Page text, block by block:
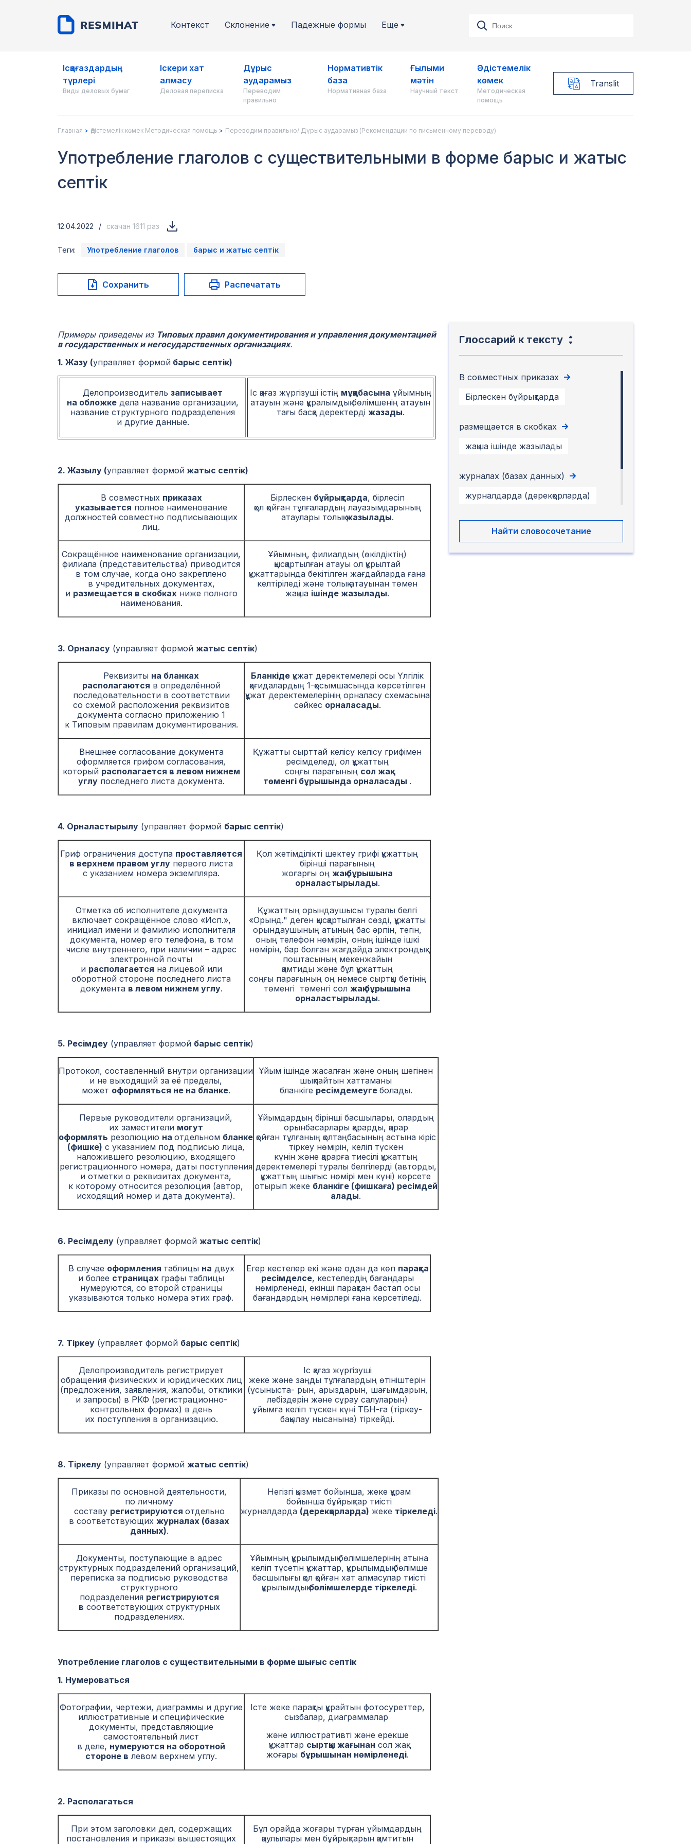
Контекст Склонение Падежные формы Еще
Ісқағаздардың
түрлері
Виды деловых бумаг
Іскери хат
алмасу
Деловая переписка
Дұрыс
аударамыз
Переводим
правильно
Нормативтік
база
Нормативная база
Ғылыми
мәтін
Научный текст
Әдістемелік
көмек
Методическая
помощь
Translit
Главная Әдістемелік көмек Методическая помощь Переводим правильно/ Дұрыс аударамыз (Рекомендации по письменному переводу)
Употребление глаголов с существительными в форме барыс и жатыс
септік
12.04.2022 / скачан 1611 раз
Теги: Употребление глаголов барыс и жатыс септік
Сохранить Распечатать
Примеры приведены из Типовых правил документирования и управления документацией
в государственных и негосударственных организациях.
1. Жазу (управляет формой барыс септік)
Делопроизводитель записывает
на обложке дела название организации,
название структурного подразделения
и другие данные.
Іс қағаз жүргізуші істің мұқабасына ұйымның
атауын және құралымдық бөлімшенің атауын
тағы басқа деректерді жазады.
2. Жазылу (управляет формой жатыс септік)
В совместных приказах
указывается полное наименование
должностей совместно подписывающих
лиц.
Бірлескен бұйрықтарда, бірлесіп
қол қойған тұлғалардың лауазымдарының
атаулары толықжазылады.
Сокращённое наименование организации,
филиала (представительства) приводится
в том случае, когда оно закреплено
в учредительных документах,
и размещается в скобкахниже полного
наименования.
Ұйымның, филиалдың (өкілдіктің)
қысқартылған атауы ол құрылтай
құжаттарында бекітілген жағдайларда ғана
келтіріледі және толық атауынан төмен
жақша ішінде жазылады.
3. Орналасу (управляет формой жатыс септік)
Реквизиты на бланках
располагаются в определённой
последовательности в соответствии
со схемой расположения реквизитов
документа согласно приложению 1
к Типовым правилам документирования.
Бланкіде құжат деректемелері осы Үлгілік
қағидалардың 1-қосымшасында көрсетілген
құжат деректемелерінің орналасу схемасына
сәйкес орналасады.
Внешнее согласование документа
оформляется грифом согласования,
который располагается в левом нижнем
углупоследнего листа документа.
Құжатты сырттай келісу келісу грифімен
ресімделеді, ол құжаттың
соңғы парағының сол жақ
төменгі бұрышында орналасады .
4. Орналастырылу (управляет формой барыс септік)
Гриф ограничения доступа проставляется
в верхнем правом углу первого листа
с указанием номера экземпляра.
Қол жетімділікті шектеу грифі құжаттың
бірінші парағының
жоғарғы оң жақ бұрышына
орналастырылады.
Отметка об исполнителе документа
включает сокращённое слово «Исп.»,
инициал имени и фамилию исполнителя
документа, номер его телефона, в том
числе внутреннего, при наличии – адрес
электронной почты
и располагается на лицевой или
оборотной стороне последнего листа
документа в левом нижнем углу.
Құжаттың орындаушысы туралы белгі
«Орынд." деген қысқартылған сөзді, құжатты
орындаушының атының бас әрпін, тегін,
оның телефон нөмірін, оның ішінде ішкі
нөмірін, бар болған жағдайда электрондық
поштасының мекенжайын
қамтиды және бұл құжаттың
соңғы парағының оң немесе сыртқы бетінің
төменгі төменгі cол жақ бұрышына
орналастырылады.
5. Ресімдеу (управляет формой барыс септік)
Протокол, составленный внутри организации
и не выходящий за её пределы,
может оформляться не на бланке.
Ұйым ішінде жасалған және оның шегінен
шықпайтын хаттаманы
бланкіге ресімдемеуге болады.
Первые руководители организаций,
их заместители могут
оформлять резолюцию на отдельном бланке
(фишке) с указанием под подписью лица,
наложившего резолюцию, входящего
регистрационного номера, даты поступления
и отметки о реквизитах документа,
к которому относится резолюция (автор,
исходящий номер и дата документа).
Ұйымдардың бірінші басшылары, олардың
орынбасарлары қарарды, қарар
қойған тұлғаның қолтаңбасының астына кіріс
тіркеу нөмірін, келіп түскен
күнін және қарарға тиесілі құжаттың
деректемелері туралы белгілерді (авторды,
құжаттың шығыс нөмірі мен күні) көрсете
отырып жеке бланкiге (фишкаға) ресімдей
алады.
6. Ресімделу (управляет формой жатыс септік)
В случае оформления таблицы на двух
и более страницах графы таблицы
нумеруются, со второй страницы
указываются только номера этих граф.
Егер кестелер екі және одан да көп парақта
ресімделсе, кестелердің бағандары
нөмірленеді, екінші парақтан бастап осы
бағандардың нөмірлері ғана көрсетіледі.
7. Тіркеу (управляет формой барыс септік)
Делопроизводитель регистрирует
обращения физических и юридических лиц
(предложения, заявления, жалобы, отклики
и запросы) в РКФ (регистрационно-
контрольных формах) в день
их поступления в организацию.
Іс қағаз жүргізуші
жеке және заңды тұлғалардың өтініштерін
(ұсыныста- рын, арыздарын, шағымдарын,
лебіздерін және сұрау салуларын)
ұйымға келіп түскен күні ТБН-ға (тіркеу-
бақылау нысанына) тіркейді.
8. Тіркелу (управляет формой жатыс септік)
Приказы по основной деятельности,
по личному
составу регистрируются отдельно
в соответствующих журналах (базах
данных).
Негізгі қызмет бойынша, жеке құрам
бойынша бұйрықтар тиісті
журналдарда (дерекқорларда) жеке тіркеледі.
Документы, поступающие в адрес
структурных подразделений организаций,
переписка за подписью руководства
структурного
подразделения регистрируются
в соответствующих структурных
подразделениях.
Ұйымның құрылымдық бөлімшелерінің атына
келіп түсетін құжаттар, құрылымдық бөлімше
басшылығы қол қойған хат алмасулар тиісті
құрылымдықбөлімшелерде тіркеледі.
Употребление глаголов с существительными в форме шығыс септік
1. Нумероваться
Фотографии, чертежи, диаграммы и другие
иллюстративные и специфические
документы, представляющие
самостоятельный лист
в деле, нумеруются на оборотной
стороне в левом верхнем углу.
Істе жеке парақты құрайтын фотосуреттер,
сызбалар, диаграммалар
және иллюстративті және ерекше
құжаттар сыртқы жағынан сол жақ
жоғары бұрышынан нөмірленеді.
2. Располагаться
При этом заголовки дел, содержащих
постановления и приказы вышестоящих
Бұл орайда жоғары тұрған ұйымдардың
қаулылары мен бұйрықтарын қамтитын
Глоссарий к тексту
В совместных приказах
Бірлескен бұйрықтарда
размещается в скобках
жақша ішінде жазылады
журналах (базах данных)
журналдарда (дерекқорларда)
регистрируются
тіркеледі
Найти словосочетание